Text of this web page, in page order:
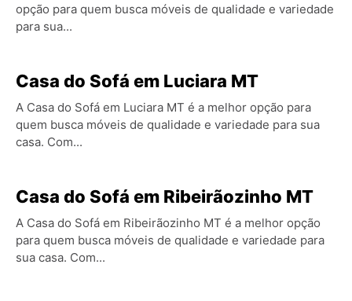
opção para quem busca móveis de qualidade e variedade
para sua...
Casa do Sofá em Luciara MT
A Casa do Sofá em Luciara MT é a melhor opção para
quem busca móveis de qualidade e variedade para sua
casa. Com...
Casa do Sofá em Ribeirãozinho MT
A Casa do Sofá em Ribeirãozinho MT é a melhor opção
para quem busca móveis de qualidade e variedade para
sua casa. Com...